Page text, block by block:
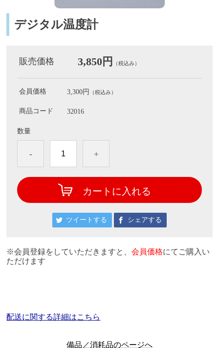
デジタル温度計
販売価格 3,850円 （税込み）
会員価格 3,300円 （税込み）
商品コード 32016
数量
- +
カートに入れる
ツイートする シェアする
※会員登録をしていただきますと、会員価格にてご購入い
ただけます
配送に関する詳細はこちら
備品／消耗品のページへ